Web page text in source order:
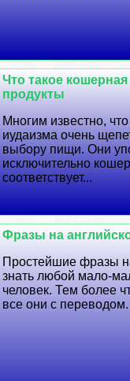
Что такое
продукты
Многим известно,
иудаизма очень
выбору пищи. Они
исключительно
соответствует...
Фразы на
Простейшие фразы
знать любой мало-
человек. Тем более
все они с